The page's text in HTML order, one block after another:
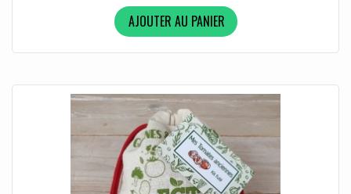
AJOUTER AU PANIER